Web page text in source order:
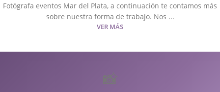
Fotógrafa eventos Mar del Plata, a continuación te contamos más
sobre nuestra forma de trabajo. Nos ...
VER MÁS
📸